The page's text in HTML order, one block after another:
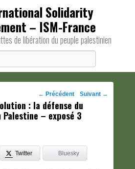
Solidarity
– ISM-France
de libération du peuple palestinien
Navigation
des
posts
← Précédent Suivant →
: la défense du
– exposé 3
Twitter Bluesky